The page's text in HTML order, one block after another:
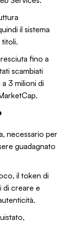
il sistema
fino a
scambiati
3 milioni di
necessario per
guadagnato
il token di
di creare e